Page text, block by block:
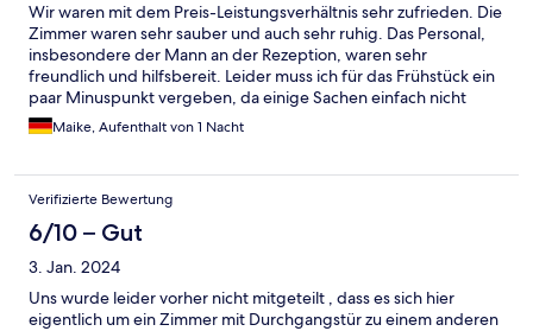
Wir waren mit dem Preis-Leistungsverhältnis sehr zufrieden. Die
Zimmer waren sehr sauber und auch sehr ruhig. Das Personal,
insbesondere der Mann an der Rezeption, waren sehr
freundlich und hilfsbereit. Leider muss ich für das Frühstück ein
paar Minuspunkt vergeben, da einige Sachen einfach nicht
nachgefüllt wurden . Lachs, der Obstsalat und es gab
tatsächlich kein Ostfriesentee.
Maike, Aufenthalt von 1 Nacht
Verifizierte Bewertung
6/10 – Gut
3. Jan. 2024
Uns wurde leider vorher nicht mitgeteilt , dass es sich hier
eigentlich um ein Zimmer mit Durchgangstür zu einem anderen